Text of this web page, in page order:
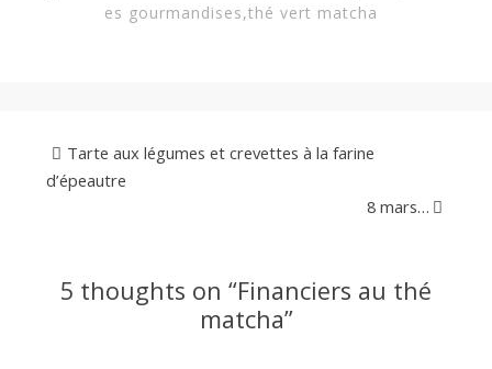
es gourmandises,thé vert matcha
Tarte aux légumes et crevettes à la farine
d’épeautre
8 mars…
5 thoughts on “Financiers au thé
matcha”